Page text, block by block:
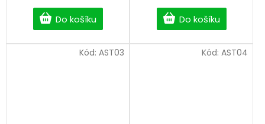
Do košíku
28x17mm.
Do košíku
28x17mm.
Kód: AST03 Kód: AST04